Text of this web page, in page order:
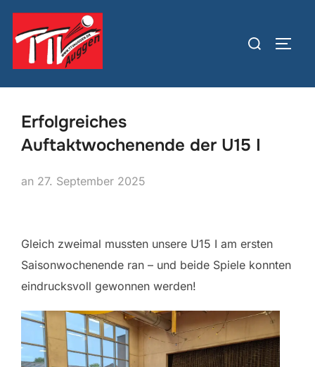
Zum
Inhalt
springen
Suchen
Erfolgreiches
Auftaktwochenende der U15 I
an Veröffentlicht
27. September 2025
Gleich zweimal mussten unsere U15 I am ersten
Saisonwochenende ran – und beide Spiele konnten
eindrucksvoll gewonnen werden!